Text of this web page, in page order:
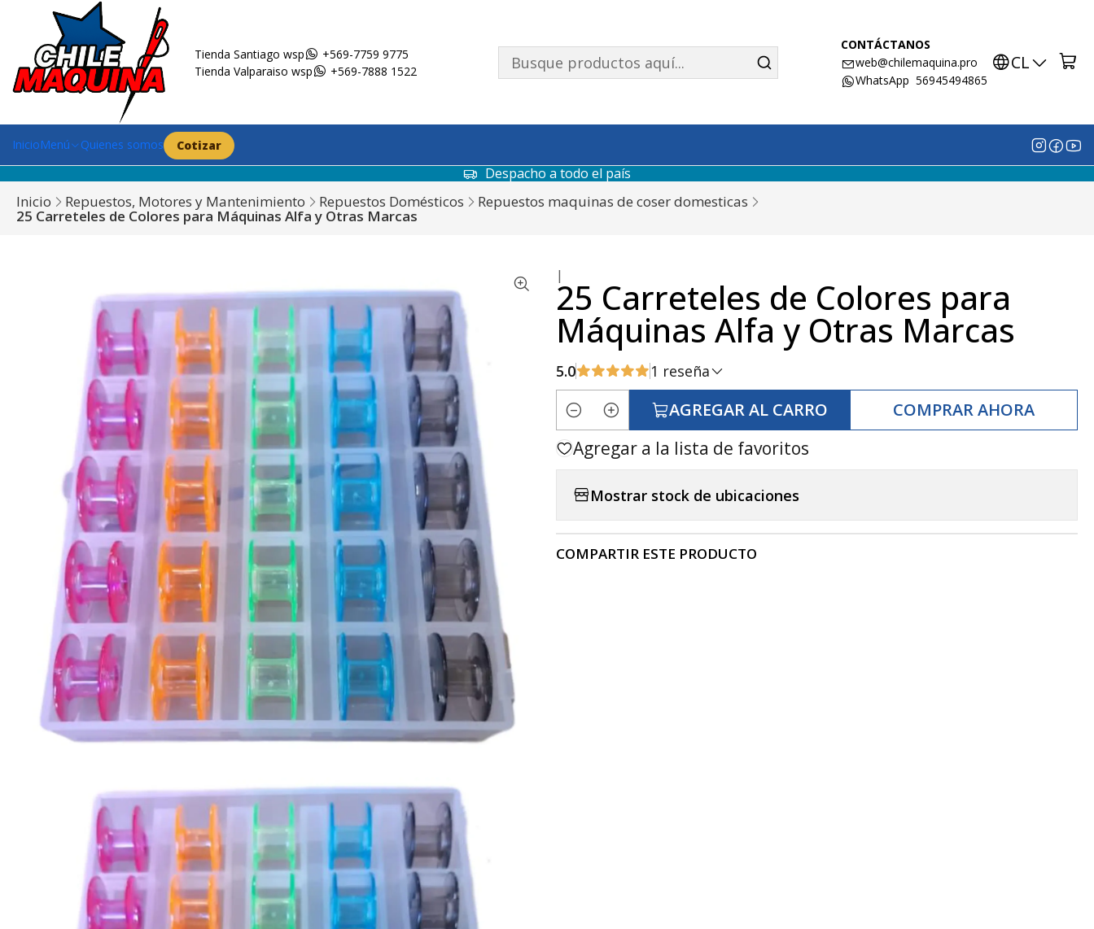
Tienda Santiago wsp
+569-7759 9775
Tienda Valparaiso wsp
+569-7888 1522
CONTÁCTANOS
web@chilemaquina.pro
WhatsApp 56945494865
CL
InicioMenú Quienes somos Cotizar
Despacho a todo el país
Inicio Repuestos, Motores y Mantenimiento Repuestos Domésticos Repuestos maquinas de coser domesticas
25 Carreteles de Colores para Máquinas Alfa y Otras Marcas
|
25 Carreteles de Colores para
Máquinas Alfa y Otras Marcas
5.0 1 reseña
Cantidad
AGREGAR AL CARRO COMPRAR AHORA
Agregar a la lista de favoritos
Mostrar stock de ubicaciones
COMPARTIR ESTE PRODUCTO